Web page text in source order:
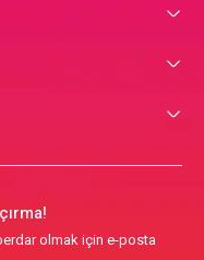
olmak için e-posta